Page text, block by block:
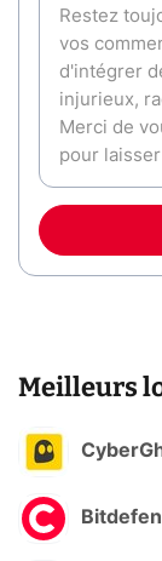
Meilleurs